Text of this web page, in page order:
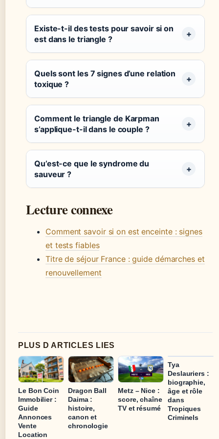
Existe-t-il des tests pour savoir si on
est dans le triangle ?
Quels sont les 7 signes d’une relation
toxique ?
Comment le triangle de Karpman
s’applique-t-il dans le couple ?
Qu’est-ce que le syndrome du
sauveur ?
Lecture connexe
Comment savoir si on est enceinte : signes
et tests fiables
Titre de séjour France : guide démarches et
renouvellement
PLUS D ARTICLES LIES
Le Bon Coin
Immobilier :
Guide
Annonces
Vente
Location
Dragon Ball
Daima :
histoire,
canon et
chronologie
Metz – Nice :
score, chaîne
TV et résumé
Tya
Deslauriers :
biographie,
âge et rôle
dans
Tropiques
Criminels